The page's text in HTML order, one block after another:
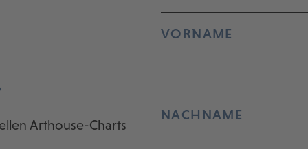
Arthouse-Charts
VORNAME
NACHNAME